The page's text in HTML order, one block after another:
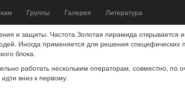
Группы Галерея Литература
и защиты. Частота Золотая пирамида открывается
Иногда применяется для решения специфических
блока.
работать нескольким операторам, совместно, по
вниз к первому.